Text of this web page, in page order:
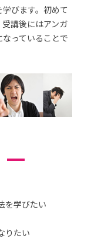
びます。初めて
講後にはアンガ
っていることで
を学びたい
りたい